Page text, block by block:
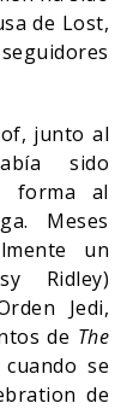
de Lost,
junto al
sido
forma al
Meses
un
Ridley)
Jedi,
de The
se
de